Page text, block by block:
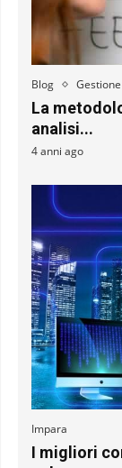
Blog Gestione
La
analisi...
4 anni ago
Impara
I migliori